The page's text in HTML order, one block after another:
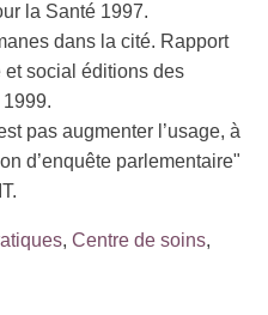
la Santé 1997.
dans la cité. Rapport
social éditions des
pas augmenter l’usage, à
d’enquête parlementaire"
, Centre de soins,